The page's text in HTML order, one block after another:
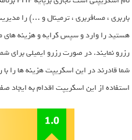
باربری ، مسافربری ، ترمینال و …) را
هستید را وارد و سپس کرایه و هزینه های
رزرو نمایند. در صورت رزرو ایمیلی برای
شما قادرند در این اسکریپت هزینه ها را
استفاده از این اسکریپت اقدام به ایجاد